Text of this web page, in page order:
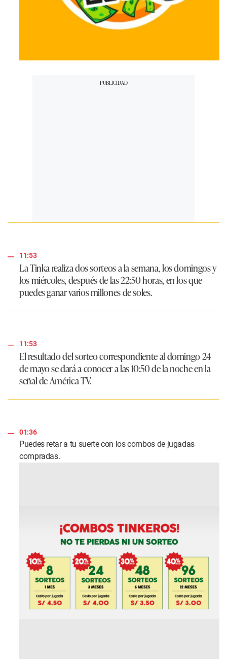
11:53
La Tinka realiza dos sorteos a la semana, los domingos y
los miércoles, después de las 22:50 horas, en los que
puedes ganar varios millones de soles.
11:53
El resultado del sorteo correspondiente al domingo 24
de mayo se dará a conocer a las 10:50 de la noche en la
señal de América TV.
01:36
Puedes retar a tu suerte con los combos de jugadas
compradas.